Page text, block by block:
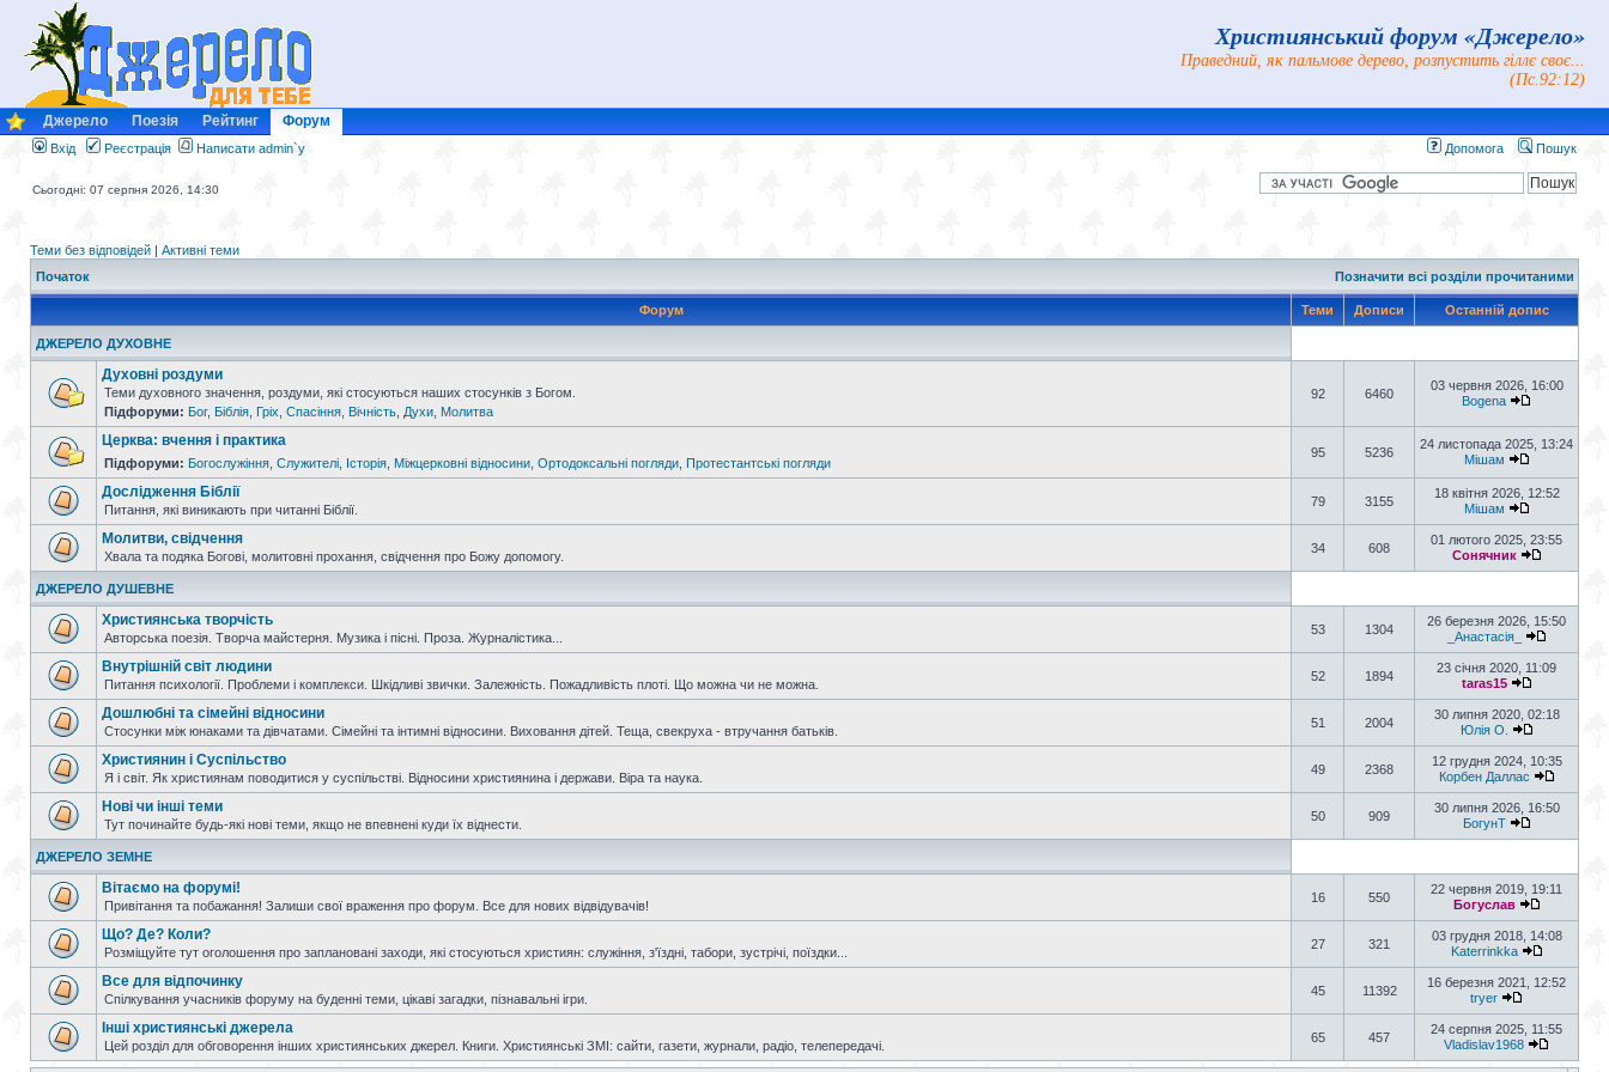
Християнський форум «Джерело»
Праведний, як пальмове дерево, розпустить гіллє своє...
(Пс.92:12)
Джерело Поезія Рейтинг Форум
Вхід Реєстрація Написати admin`у Допомога Пошук
Сьогодні: 07 серпня 2026, 14:30
Теми без відповідей | Активні теми
Початок
Позначити всі розділи прочитаними
Форум Теми Дописи Останній допис
ДЖЕРЕЛО ДУХОВНЕ
Духовні роздуми
Теми духовного значення, роздуми, які стосуються наших стосунків з Богом.
Підфоруми: Бог, Біблія Гріх Спасіння Вічність Духи Молитва
92 6460
03 червня 2026, 16:00
Bogena
Церква: вчення і практика
Підфоруми: Богослужіння Служителі Історія Міжцерковні відносини Ортодоксальні погляди Протестантські погляди
95 5236
24 листопада 2025, 13:24
Мішам
Дослідження Біблії
Питання, які виникають при читанні Біблії.
79 3155
18 квітня 2026, 12:52
Мішам
Молитви, свідчення
Хвала та подяка Богові, молитовні прохання, свідчення про Божу допомогу.
34 608
01 лютого 2025, 23:55
Сонячник
ДЖЕРЕЛО ДУШЕВНЕ
Християнська творчість
Авторська поезія. Творча майстерня. Музика і пісні. Проза. Журналістика...
53 1304
26 березня 2026, 15:50
_Анастасія_
Внутрішній світ людини
Питання психології. Проблеми і комплекси. Шкідливі звички. Залежність. Пожадливість плоті. Що можна чи не можна.
52 1894
23 січня 2020, 11:09
taras15
Дошлюбні та сімейні відносини
Стосунки між юнаками та дівчатами. Сімейні та інтимні відносини. Виховання дітей. Теща, свекруха - втручання батьків.
51 2004
30 липня 2020, 02:18
Юлія О.
Християнин і Суспільство
Я і світ. Як християнам поводитися у суспільстві. Відносини християнина і держави. Віра та наука.
49 2368
12 грудня 2024, 10:35
Корбен Даллас
Нові чи інші теми
Тут починайте будь-які нові теми, якщо не впевнені куди їх віднести.
50 909
30 липня 2026, 16:50
БогунТ
ДЖЕРЕЛО ЗЕМНЕ
Вітаємо на форумі!
Привітання та побажання! Залиши свої враження про форум. Все для нових відвідувачів!
16 550
22 червня 2019, 19:11
Богуслав
Що? Де? Коли?
Розміщуйте тут оголошення про заплановані заходи, які стосуються християн: служіння, з'їздні, табори, зустрічі, поїздки...
27 321
03 грудня 2018, 14:08
Katerrinkka
Все для відпочинку
Спілкування учасників форуму на буденні теми, цікаві загадки, пізнавальні ігри.
45 11392
16 березня 2021, 12:52
tryer
Інші християнські джерела
Цей розділ для обговорення інших християнських джерел. Книги. Християнські ЗМІ: сайти, газети, журнали, радіо, телепередачі.
65 457
24 серпня 2025, 11:55
Vladislav1968